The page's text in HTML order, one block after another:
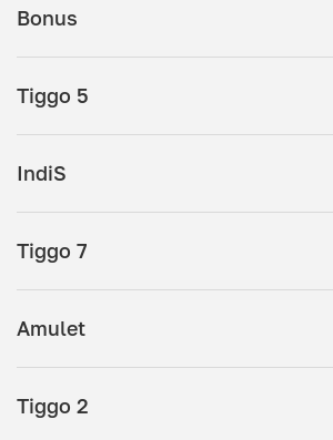
Bonus
Tiggo 5
IndiS
Tiggo 7
Amulet
Tiggo 2